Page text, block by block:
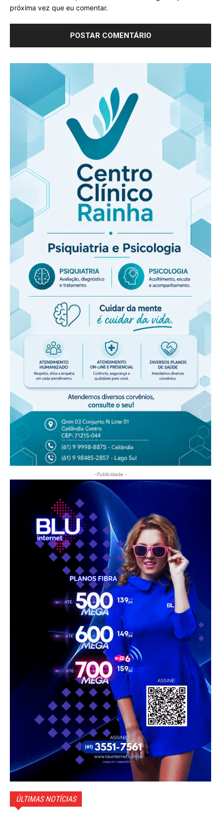
próxima vez que eu comentar.
-Publicidade -
ÚLTIMAS NOTÍCIAS